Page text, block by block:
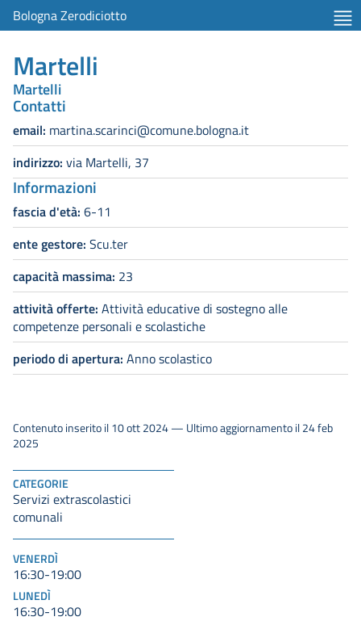
Bologna Zerodiciotto
Martelli
Martelli
Contatti
email: martina.scarinci@comune.bologna.it
indirizzo: via Martelli, 37
Informazioni
fascia d'età: 6-11
ente gestore: Scu.ter
capacità massima: 23
attività offerte: Attività educative di sostegno alle
competenze personali e scolastiche
periodo di apertura: Anno scolastico
CATEGORIE
Servizi extrascolastici
comunali
VENERDÌ
16:30-19:00
LUNEDÌ
16:30-19:00
Contenuto inserito il 10 ott 2024 — Ultimo aggiornamento il 24 feb
2025